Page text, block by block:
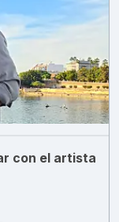
con el artista